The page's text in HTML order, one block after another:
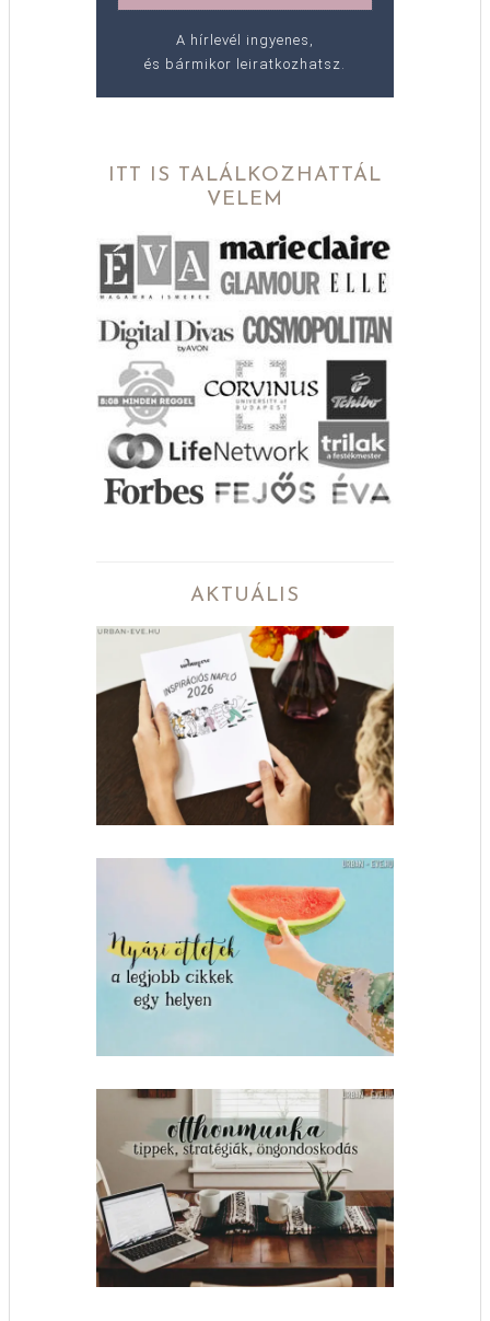
A hírlevél ingyenes,
és bármikor leiratkozhatsz.
ITT IS TALÁLKOZHATTÁL
VELEM
AKTUÁLIS